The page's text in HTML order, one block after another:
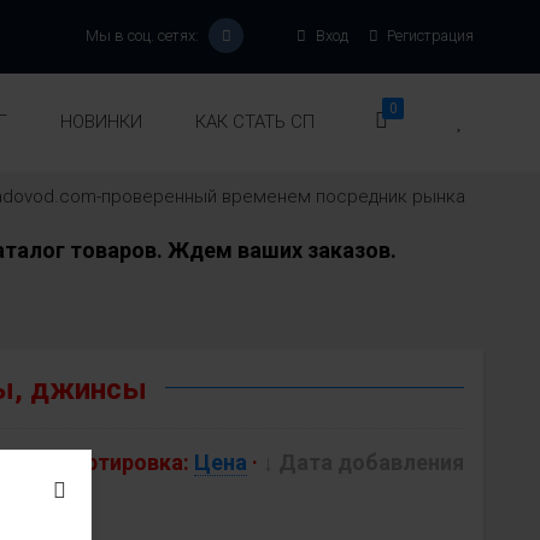
Вход Регистрация
Мы в соц. сетях:
НОВИНКИ КАК СТАТЬ СП
0
проверенный временем посредник рынка
товаров. Ждем ваших заказов.
джинсы
Сортировка: Цена ·